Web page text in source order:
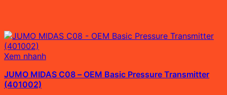
Xem nhanh
JUMO MIDAS C08 – OEM Basic Pressure Transmitter
(401002)